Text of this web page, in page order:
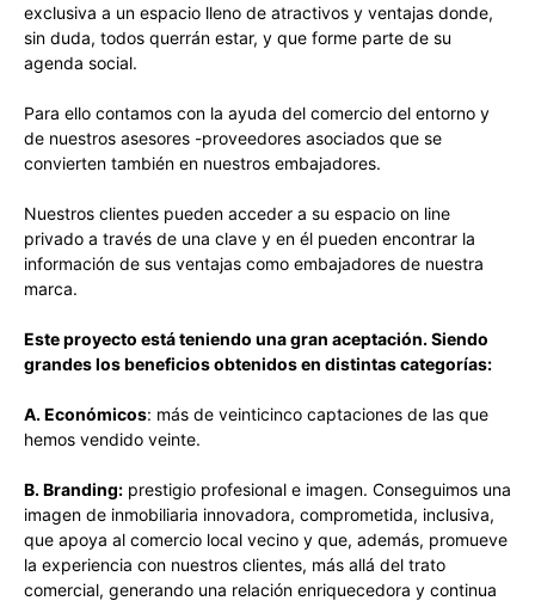
exclusiva a un espacio lleno de atractivos y ventajas donde,
sin duda, todos querrán estar, y que forme parte de su
agenda social.
Para ello contamos con la ayuda del comercio del entorno y
de nuestros asesores -proveedores asociados que se
convierten también en nuestros embajadores.
Nuestros clientes pueden acceder a su espacio on line
privado a través de una clave y en él pueden encontrar la
información de sus ventajas como embajadores de nuestra
marca.
Este proyecto está teniendo una gran aceptación. Siendo
grandes los beneficios obtenidos en distintas categorías:
A. Económicos: más de veinticinco captaciones de las que
hemos vendido veinte.
B. Branding: prestigio profesional e imagen. Conseguimos una
imagen de inmobiliaria innovadora, comprometida, inclusiva,
que apoya al comercio local vecino y que, además, promueve
la experiencia con nuestros clientes, más allá del trato
comercial, generando una relación enriquecedora y continua